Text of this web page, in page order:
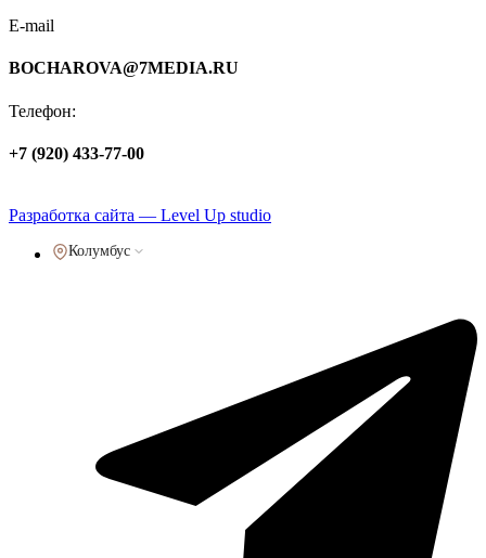
E-mail
BOCHAROVA@7MEDIA.RU
Телефон:
+7 (920) 433-77-00
Разработка сайта — Level Up studio
Колумбус